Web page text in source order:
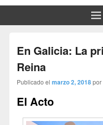
En Galicia: La
Reina
Publicado el marzo 2, 2018por
El Acto